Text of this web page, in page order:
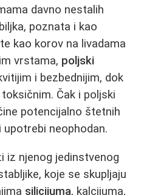
davno nestalih
poznata i kao
kao korov na livadama
vrstama, poljski
i bezbednijim, dok
Čak i poljski
potencijalno štetnih
neophodan.
iz njenog jedinstvenog
koje se skupljaju
silicijuma, kalcijuma,